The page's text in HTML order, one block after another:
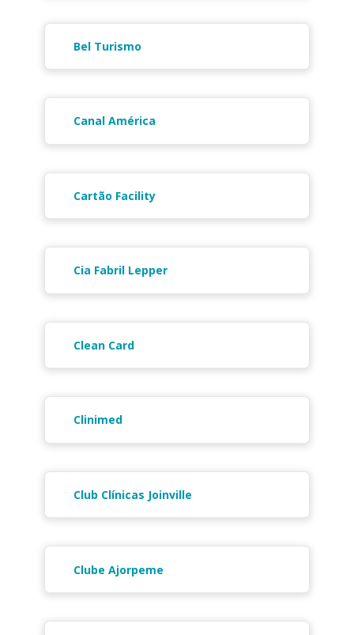
Bel Turismo
Canal América
Cartão Facility
Cia Fabril Lepper
Clean Card
Clinimed
Club Clínicas Joinville
Clube Ajorpeme